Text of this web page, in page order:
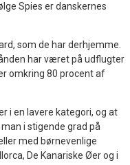
Spies er danskernes
som de har derhjemme.
har været på udflugter
omkring 80 procent af
i en lavere kategori, og at
i stigende grad på
med børnevenlige
De Kanariske Øer og i